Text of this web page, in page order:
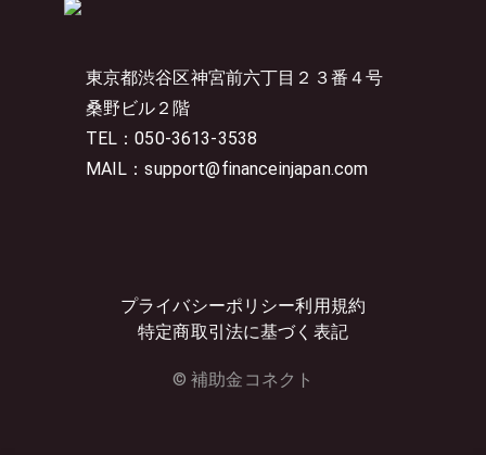
東京都渋谷区神宮前六丁目２３番４号
桑野ビル２階
TEL：050-3613-3538
MAIL：support@financeinjapan.com
プライバシーポリシー利用規約
特定商取引法に基づく表記
© 補助金コネクト